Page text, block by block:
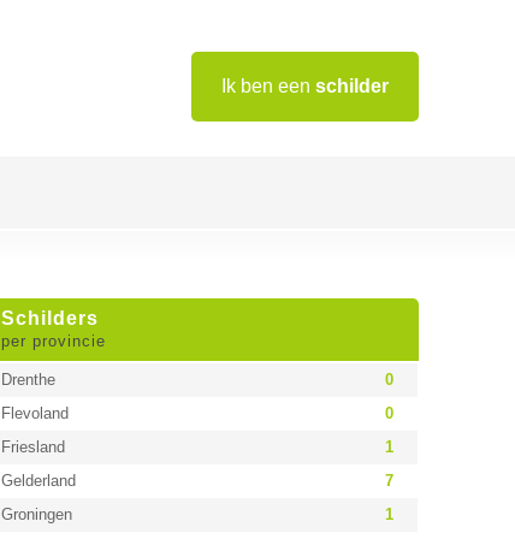
Ik ben een schilder
Schilders
per provincie
Drenthe
0
Flevoland
0
Friesland
1
Gelderland
7
Groningen
1